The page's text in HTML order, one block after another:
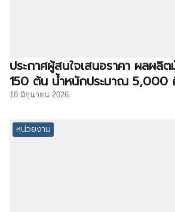
ประกาศผู้สนใจเสนอราคา ผลผลิ
150 ต้น น้ำหนักประมาณ 5,000
18 มิถุนายน 2026
หน่วยงาน